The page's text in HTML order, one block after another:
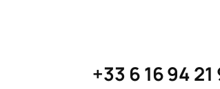
+33 6 16 94 21